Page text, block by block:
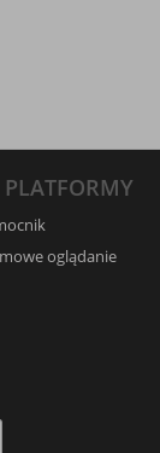
PLATFORMY
oglądanie